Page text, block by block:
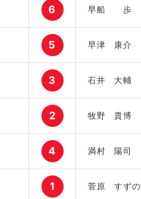
6 早船 歩
5 早津 康介
3 石井 大輔
2 牧野 貴博
4 満村 陽司
1 菅原 すずの